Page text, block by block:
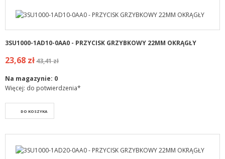
3SU1000-1AD10-0AA0 - PRZYCISK GRZYBKOWY 22MM OKRĄGŁY
23,68 zł43,41 zł
Na magazynie: 0
Więcej: do potwierdzenia*
DO KOSZYKA